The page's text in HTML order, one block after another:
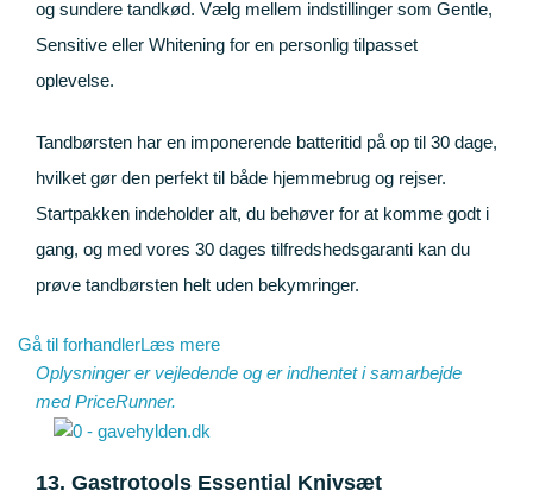
og sundere tandkød. Vælg mellem indstillinger som Gentle,
Sensitive eller Whitening for en personlig tilpasset
oplevelse.
Tandbørsten har en imponerende batteritid på op til 30 dage,
hvilket gør den perfekt til både hjemmebrug og rejser.
Startpakken indeholder alt, du behøver for at komme godt i
gang, og med vores 30 dages tilfredshedsgaranti kan du
prøve tandbørsten helt uden bekymringer.
Gå til forhandlerLæs mere
Oplysninger er vejledende og er indhentet i samarbejde
medPriceRunner.
13. Gastrotools Essential Knivsæt